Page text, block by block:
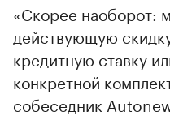
«Скорее наоборот:
действующую
кредитную ставку
конкретной
собеседник